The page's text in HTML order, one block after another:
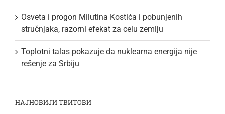
Osveta i progon Milutina Kostića i pobunjenih
stručnjaka, razorni efekat za celu zemlju
Toplotni talas pokazuje da nuklearna energija nije
rešenje za Srbiju
НАЈНОВИЈИ ТВИТОВИ